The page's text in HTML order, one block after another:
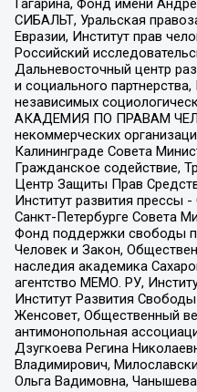
Гагарина, Фонд имени
СИБАЛЬТ, Уральская
Евразии, Институт прав
Российский
Дальневосточный центр
и социального
независимых
АКАДЕМИЯ ПО ПРАВАМ
некоммерческих
Калининграде Совета
Гражданское содействие,
Центр Защиты Прав
Институт развития прессы
Санкт-Петербурге Совета
Фонд поддержки свободы
Человек и Закон,
наследия академика
агентство МЕМО. РУ,
Институт Развития
Женсовет, Общественный
антимонопольная
Дзугкоева Регина
Владимирович,
Ольга Вадимовна,